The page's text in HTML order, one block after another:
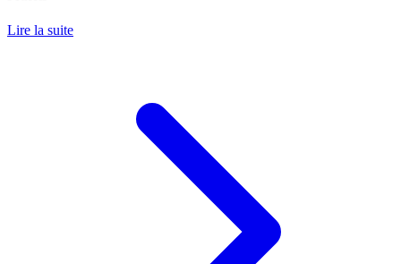
Lire la suite